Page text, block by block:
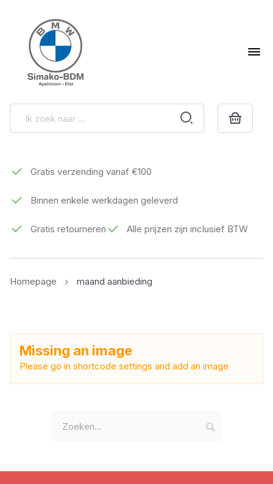
Gratis verzending vanaf €100
Binnen enkele werkdagen geleverd
Gratis retourneren Alle prijzen zijn inclusief BTW
Homepage maand aanbieding
Missing an image
Please go in shortcode settings and add an image